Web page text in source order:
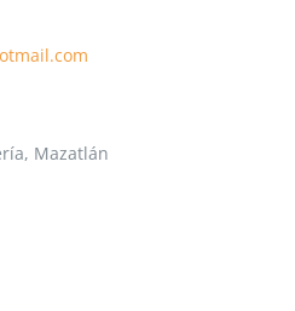
Mazatlán